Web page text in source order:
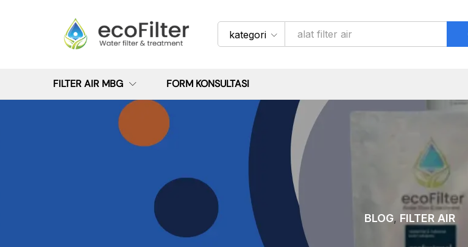
kategori
FILTER AIR MBG FORM KONSULTASI
BLOG, FILTER AIR